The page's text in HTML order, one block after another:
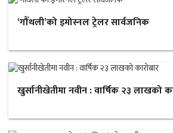
‘गौँथली’को इमोस्नल ट्रेलर सार्वजनिक
खुर्सानीखेतीमा नवीन : वार्षिक २३ लाखको